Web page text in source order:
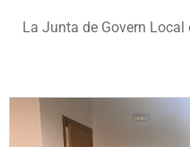
La Junta de Govern